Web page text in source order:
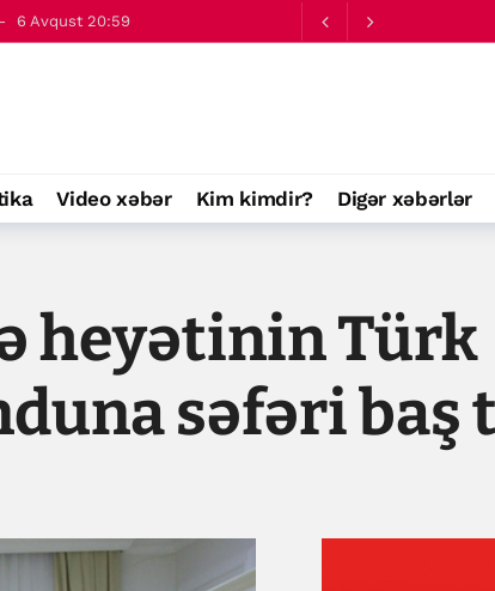
Video xəbər Kim kimdir? Digər xəbərlər
heyətinin Türk
səfəri baş